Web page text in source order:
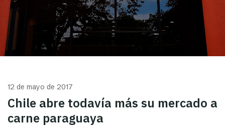
12 de mayo de 2017
Chile abre todavía más su mercado a
carne paraguaya